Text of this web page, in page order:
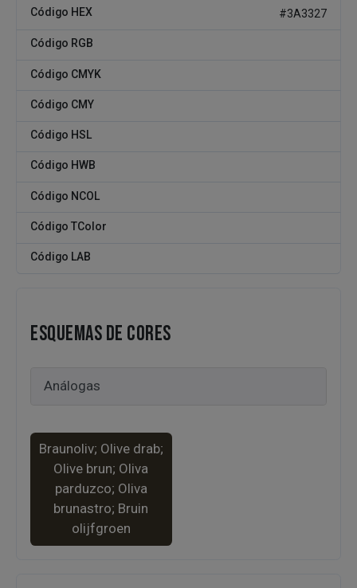
Código HEX #3A3327
Código RGB
Código CMYK
Código CMY
Código HSL
Código HWB
Código NCOL
Código TColor
Código LAB
ESQUEMAS DE CORES
Braunoliv; Olive drab;
Olive brun; Oliva
parduzco; Oliva
brunastro; Bruin
olijfgroen